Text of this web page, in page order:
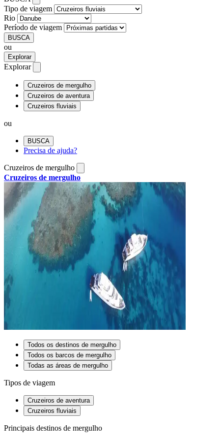
Tipo de viagem
Rio
Período de viagem
BUSCA
ou
Explorar
Explorar
Cruzeiros de mergulho
Cruzeiros de aventura
Cruzeiros fluviais
ou
BUSCA
Precisa de ajuda?
Cruzeiros de mergulho
Cruzeiros de mergulho
Todos os destinos de mergulho
Todos os barcos de mergulho
Todas as áreas de mergulho
Tipos de viagem
Cruzeiros de aventura
Cruzeiros fluviais
Principais destinos de mergulho